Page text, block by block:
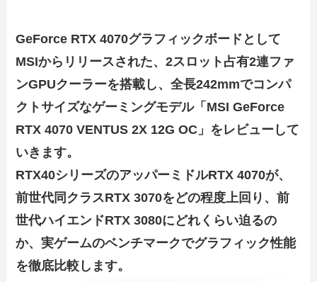
GeForce RTX 4070グラフィックボードとして
MSIからリリースされた、2スロット占有2連ファ
ンGPUクーラーを搭載し、全長242mmでコンパ
クトサイズなゲーミングモデル「MSI GeForce
RTX 4070 VENTUS 2X 12G OC」をレビューして
いきます。
RTX40シリーズのアッパーミドルRTX 4070が、
前世代同クラスRTX 3070をどの程度上回り、前
世代ハイエンドRTX 3080にどれくらい迫るの
か、実ゲームのベンチマークでグラフィック性能
を徹底比較します。